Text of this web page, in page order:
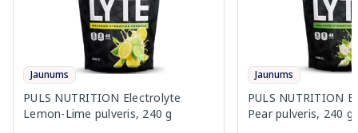
Jaunums
PULS NUTRITION Electrolyte
Lemon-Lime pulveris, 240 g
Jaunums
PULS NUTRITION
Pear pulveris, 240 g